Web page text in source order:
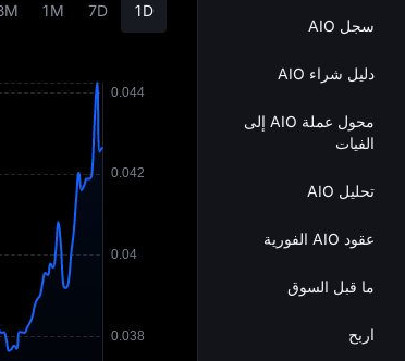
سجل AIO
دليل شراء AIO
محول عملة AIO إلى
الفيات
تحليل AIO
عقود AIO الفورية
ما قبل السوق
اربح
1D
7D
1M
3M